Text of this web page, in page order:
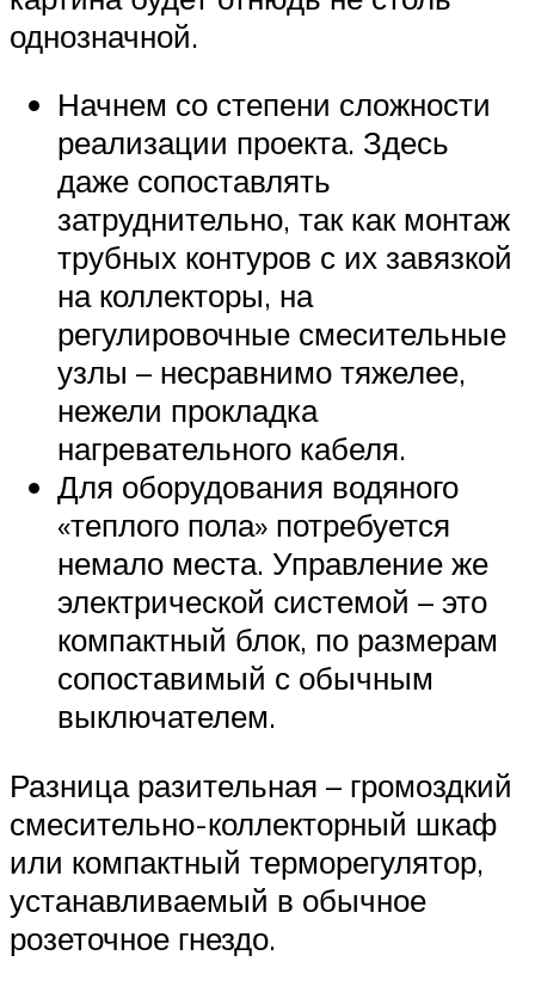
однозначной.
Начнем со степени сложности
реализации проекта. Здесь
даже сопоставлять
затруднительно, так как монтаж
трубных контуров с их завязкой
на коллекторы, на
регулировочные смесительные
узлы – несравнимо тяжелее,
нежели прокладка
нагревательного кабеля.
Для оборудования водяного
«теплого пола» потребуется
немало места. Управление же
электрической системой – это
компактный блок, по размерам
сопоставимый с обычным
выключателем.
Разница разительная – громоздкий
смесительно-коллекторный шкаф
или компактный терморегулятор,
устанавливаемый в обычное
розеточное гнездо.